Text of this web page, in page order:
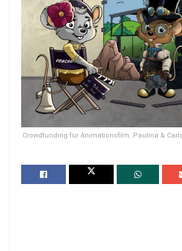
Crowdfunding für Animationsfilm. Paulina &